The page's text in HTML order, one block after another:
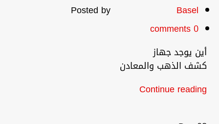
Posted by
Basel
0
comments
أين يوجد جهاز
كشف الذهب والمعادن
Continue reading